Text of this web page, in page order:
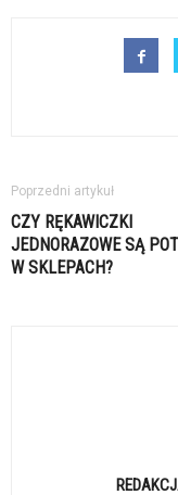
Poprzedni artykuł
CZY RĘKAWICZKI
JEDNORAZOWE SĄ
W SKLEPACH?